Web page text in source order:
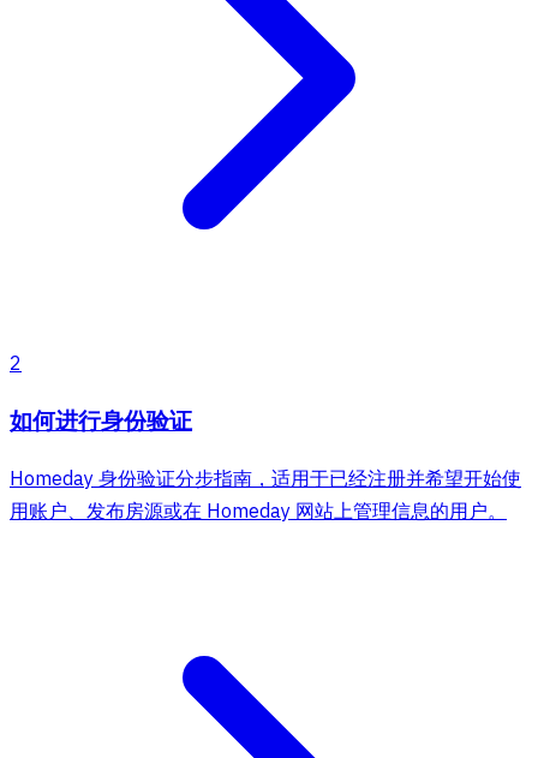
2
如何进行身份验证
Homeday 身份验证分步指南，适用于已经注册并希望开始使
用账户、发布房源或在 Homeday 网站上管理信息的用户。